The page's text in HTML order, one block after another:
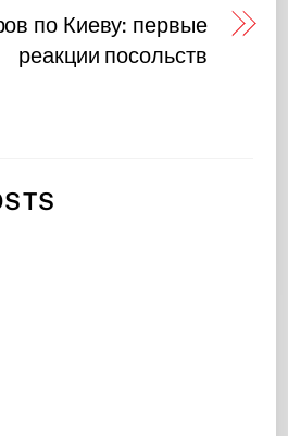
по Киеву: первые
реакции посольств